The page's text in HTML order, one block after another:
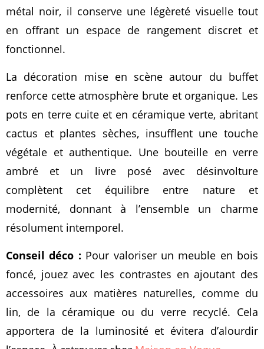
métal noir, il conserve une légèreté visuelle tout
en offrant un espace de rangement discret et
fonctionnel.
La décoration mise en scène autour du buffet
renforce cette atmosphère brute et organique. Les
pots en terre cuite et en céramique verte, abritant
cactus et plantes sèches, insufflent une touche
végétale et authentique. Une bouteille en verre
ambré et un livre posé avec désinvolture
complètent cet équilibre entre nature et
modernité, donnant à l’ensemble un charme
résolument intemporel.
Conseil déco : Pour valoriser un meuble en bois
foncé, jouez avec les contrastes en ajoutant des
accessoires aux matières naturelles, comme du
lin, de la céramique ou du verre recyclé. Cela
apportera de la luminosité et évitera d’alourdir